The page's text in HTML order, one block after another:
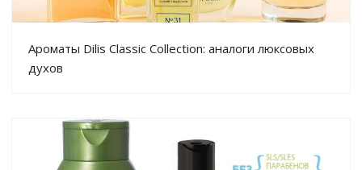
Ароматы Dilis Classic Collection: аналоги люксовых
духов